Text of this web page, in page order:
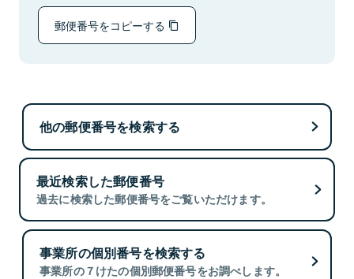
郵便番号をコピーする
他の郵便番号を検索する
最近検索した郵便番号
過去に検索した郵便番号をご覧いただけます。
事業所の個別番号を検索する
事業所の７けたの個別郵便番号をお調べします。